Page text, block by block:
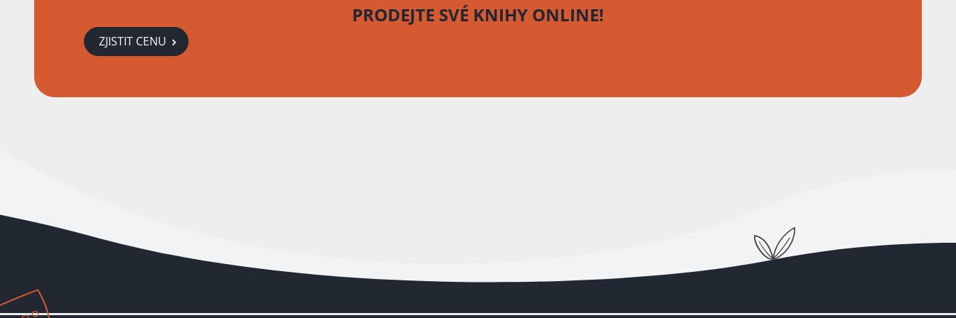
PRODEJTE SVÉ KNIHY ONLINE!
ZJISTIT CENU